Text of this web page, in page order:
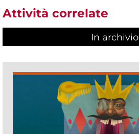
Attività correlate
In archivio